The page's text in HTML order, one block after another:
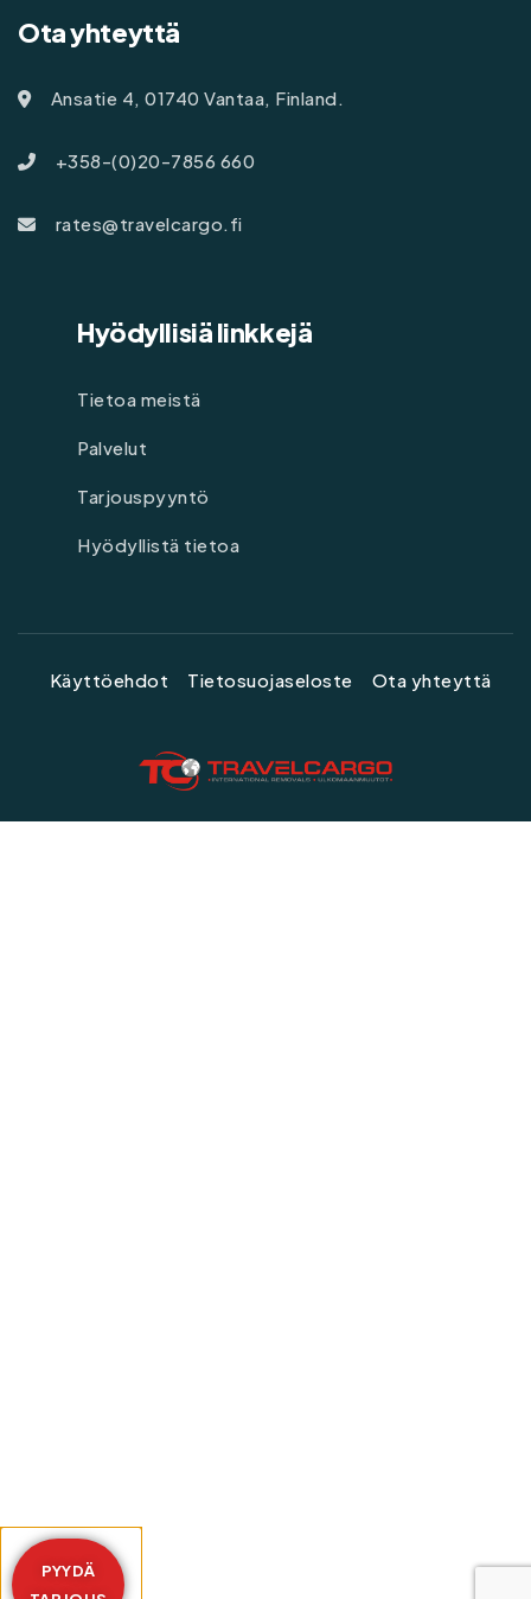
Ota yhteyttä
Ansatie 4, 01740 Vantaa, Finland.
+358-(0)20-7856 660
rates@travelcargo.fi
Hyödyllisiä linkkejä
Tietoa meistä
Palvelut
Tarjouspyyntö
Hyödyllistä tietoa
Käyttöehdot Tietosuojaseloste Ota yhteyttä
PYYDÄ